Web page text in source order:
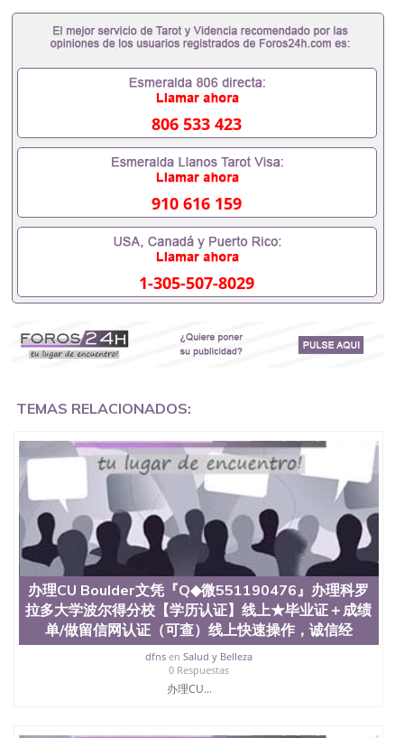
通知书，雅思。（全套留学回国必备证明材料，给父
母及亲朋好友一份完美交代）； 2、雅思、托福，
OFFER，在读证明，学生卡等留学相关材料（申请学
材料，随时都可以安排办理，毕业证成绩单，学校，
专业，学位，毕业时间都可以根据客户要求安排。 国
成绩单可以办学历认证吗551190476要定居国外需要
办理什么材料551190476入职事业单位/国企假的毕业
证会查吗551190476入职国企/事业单位需要些什么材
料551190476办理假毕业证在国内能用吗, 挂科拿不到
毕业证怎么办, 毕业证丢了怎么办, 没有正常毕业怎么
办理毕业证,没毕业可以办学历认证吗,您是否因为中
途辍学、挂科而没有正常毕业551190476您是否因为
递交材料不齐而被拒之门外551190476您是否因没正
常毕业而导致回国得不到教育部认证在校挂科了不想
读了,成绩不理想毕不了业怎么办551190476找工作没
有文凭怎么办,怎么办理本科/研究生文凭551190476
吗551190476哪里可以买国外文凭551190476国外本
科毕业证怎么办理551190476国外大学文凭可以打工
业证551190476留学生在哪里可以买假毕业证
请学校办理假的毕业证成绩单可以吗551190476哪里
可以办理水印成绩单551190476哪里可以修改成绩单
GPA分数551190476假毕业证能查出来吗551190476
假文凭网上能查到吗551190476 如何拿到国外毕业证
QQ微信551190476办假大学毕业证QQ微信551190476
国外毕业证去哪认证QQ微信551190476找毕业证封皮
QQ微信551190476国外毕业证外壳定制QQ微信
551190476快速代办国外毕业证QQ微信551190476快
速拿到国外文凭QQ微信551190476国外留学文凭认证
QQ微信551190476国外文凭回国认证QQ微信
551190476泰国文凭办理QQ微信551190476法国留学
回国证明QQ微信551190476 国外烫金照片QQ微信
551190476外国文凭在中国有用吗QQ微信551190476
德国留学回国证明QQ微信551190476爱尔兰留学回国
证明QQ微信551190476国外硕士文凭办理QQ微信
551190476 网上买文凭可靠吗QQ微信551190476买国
806 533 423
910 616 159
1-305-507-8029
TEMAS RELACIONADOS:
办理CU Boulder文凭『Q◆微551190476』办理科罗
拉多大学波尔得分校【学历认证】线上★毕业证＋成绩
单/做留信网认证（可查）线上快速操作，诚信经
dfnsen Salud y Belleza
0 Respuestas
办理CU...